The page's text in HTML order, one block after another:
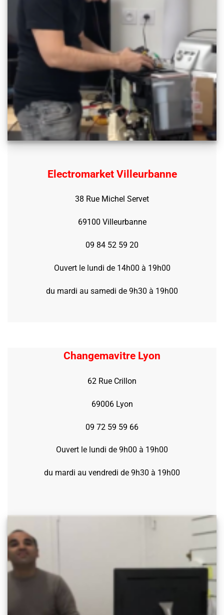
Electromarket Villeurbanne
38 Rue Michel Servet
69100 Villeurbanne
09 84 52 59 20
Ouvert le lundi de 14h00 à 19h00
du mardi au samedi de 9h30 à 19h00
Changemavitre Lyon
62 Rue Crillon
69006 Lyon
09 72 59 59 66
Ouvert le lundi de 9h00 à 19h00
du mardi au vendredi de 9h30 à 19h00